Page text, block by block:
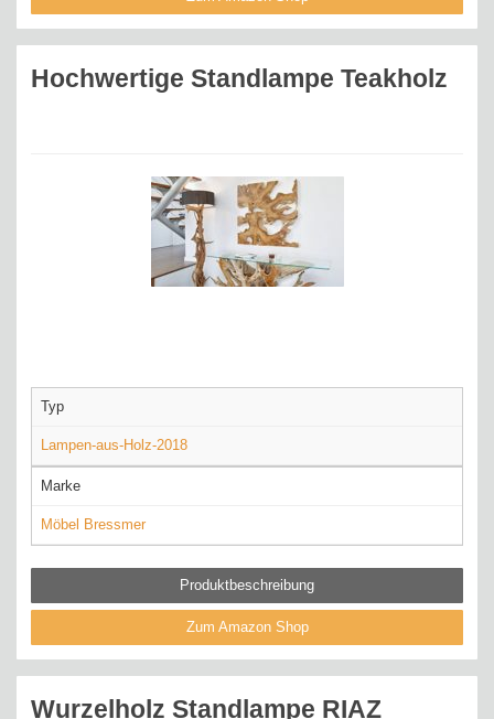
Hochwertige Standlampe Teakholz
Typ
Lampen-aus-Holz-2018
Marke
Möbel Bressmer
Produktbeschreibung
Zum Amazon Shop
Wurzelholz Standlampe RIAZ